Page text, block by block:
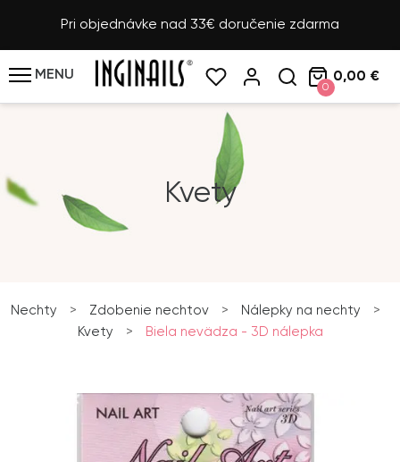
Pri objednávke nad 33€ doručenie zdarma
MENU
0
0,00 €
Kvety
Nechty > Zdobenie nechtov > Nálepky na nechty
>
Kvety
> Biela nevädza - 3D nálepka